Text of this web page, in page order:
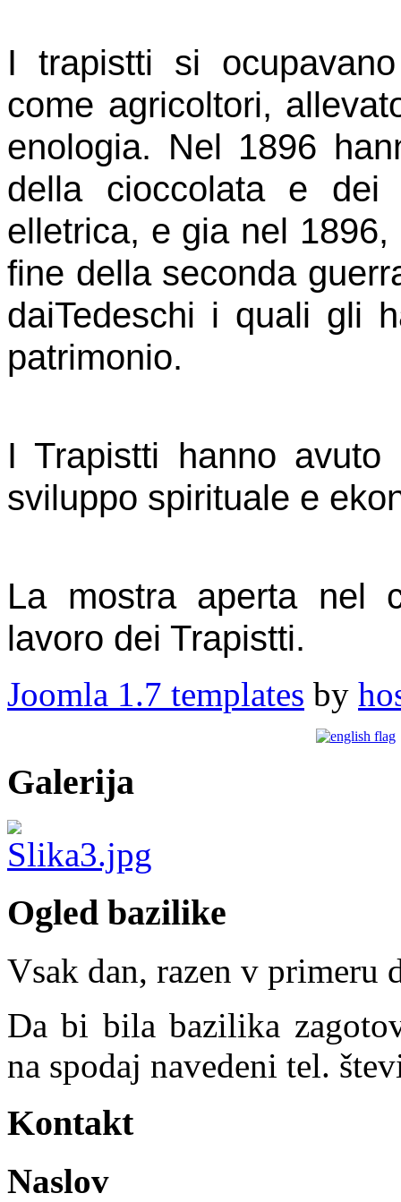
I trapistti si
come agricoltori,
enologia. Nel 1896
della cioccolata e dei
elletrica, e gia nel
fine della seconda
daiTedeschi i quali gli
patrimonio.
I Trapistti hanno avuto
sviluppo spirituale e
La mostra aperta nel
lavoro dei Trapistti.
Joomla 1.7 templates by
Galerija
Ogled bazilike
Vsak dan, razen v primeru
Da bi bila bazilika
na spodaj navedeni tel.
Kontakt
Naslov